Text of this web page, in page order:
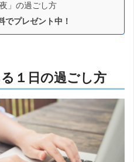
」の過ごし方
でプレゼント中！
１日の過ごし方